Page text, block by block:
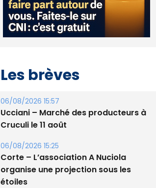
Les brèves
06/08/2026 15:57
Ucciani – Marché des producteurs à
Cruculi le 11 août
06/08/2026 15:25
Corte – L’association A Nuciola
organise une projection sous les
étoiles